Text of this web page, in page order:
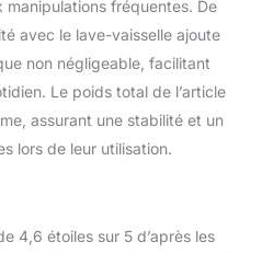
durables encore plus
élégants. Six verres de
240 g chacun : avec six
verres, il y a assez pour
les invités, et vous ne
serez pas à court si
vous choisissez de ne
250 ml, ces tasses ont
manipulations fréquentes. De
avec le lave-vaisselle ajoute
non négligeable, facilitant
Le poids total de l’article
assurant une stabilité et un
lors de leur utilisation.
4,6 étoiles sur 5 d’après les